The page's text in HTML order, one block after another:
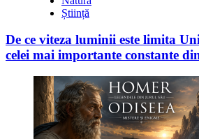
Știință
De ce viteza luminii este limita
celei mai importante constante